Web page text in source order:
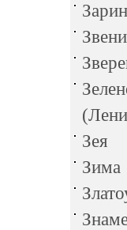
Зея
Зима